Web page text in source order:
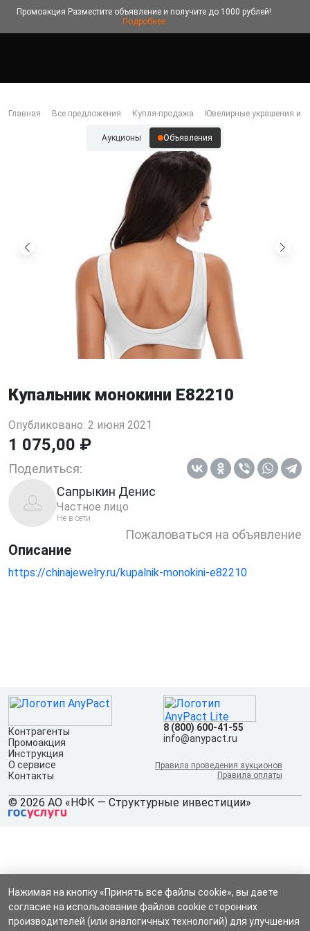
Промоакция Разместите объявление и получите до 1000 рублей!
Подробнее
Главная Все предложения Купля-продажа Ювелирные украшения и
Аукционы Объявления
Купальник монокини E82210
Опубликовано: 2 июня 2021
1 075,00 ₽
Поделиться:
Сапрыкин Денис
Частное лицо
Не в сети
Пожаловаться на объявление
Описание
https://chinajewelry.ru/kupalnik-monokini-e82210
Контрагенты
Промоакция
Инструкция
О сервисе
Контакты
8 (800) 600-41-55
info@anypact.ru
Правила проведения аукционов
Правила оплаты
© 2026 АО «НФК — Структурные инвестиции»
Нажимая на кнопку «Принять все файлы cookie», вы даете
согласие на использование файлов cookie сторонних
производителей (или аналогичных технологий) для улучшения